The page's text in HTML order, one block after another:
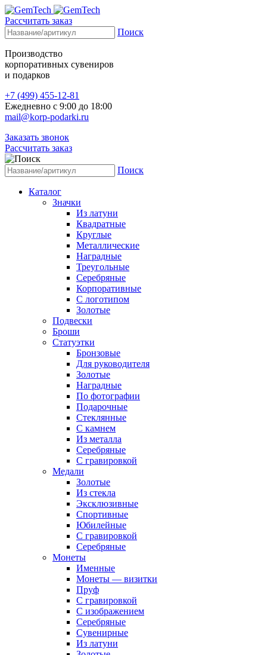
Рассчитать заказ
Поиск
Производство
корпоративных сувениров
и подарков
+7 (499) 455-12-81
Ежедневно с 9:00 до 18:00
mail@korp-podarki.ru
Заказать звонок
Рассчитать заказ
Поиск
Каталог
Значки
Из латуни
Квадратные
Круглые
Металлические
Наградные
Треугольные
Серебряные
Корпоративные
С логотипом
Золотые
Подвески
Броши
Статуэтки
Бронзовые
Для руководителя
Золотые
Наградные
По фотографии
Подарочные
Стеклянные
С камнем
Из металла
Серебряные
С гравировкой
Медали
Золотые
Из стекла
Эксклюзивные
Спортивные
Юбилейные
С гравировкой
Серебряные
Монеты
Именные
Монеты — визитки
Пруф
С гравировкой
С изображением
Серебряные
Сувенирные
Из латуни